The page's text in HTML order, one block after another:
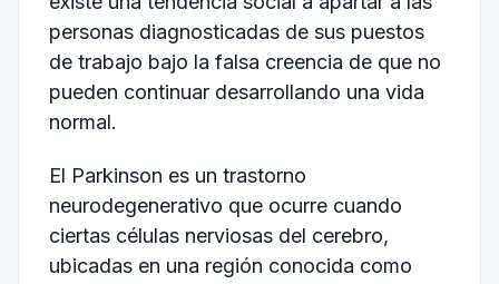
personas diagnosticadas de sus puestos
de trabajo bajo la falsa creencia de que no
pueden continuar desarrollando una vida
normal.
El Parkinson es un trastorno
neurodegenerativo que ocurre cuando
ciertas células nerviosas del cerebro,
ubicadas en una región conocida como